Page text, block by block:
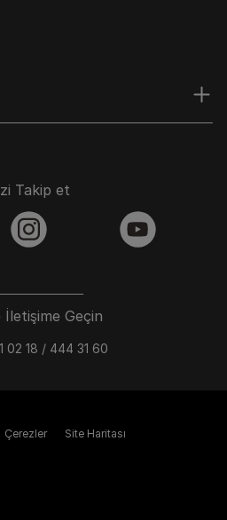
İletişime Geçin
02 18 / 444 31 60
Takip et
instagram youtube
Çerezler Site Haritası